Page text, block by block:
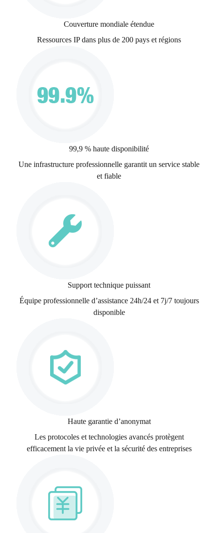
Couverture mondiale étendue
Ressources IP dans plus de 200 pays et régions
99,9 % haute disponibilité
Une infrastructure professionnelle garantit un service stable
et fiable
Support technique puissant
Équipe professionnelle d’assistance 24h/24 et 7j/7 toujours
disponible
Haute garantie d’anonymat
Les protocoles et technologies avancés protègent
efficacement la vie privée et la sécurité des entreprises